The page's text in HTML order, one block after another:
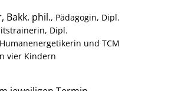
Bakk. phil., Pädagogin, Dipl.
Dipl.
und TCM
vier Kindern